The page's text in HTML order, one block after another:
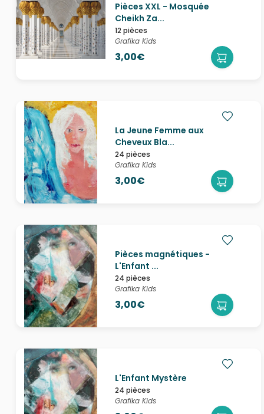
Pièces XXL - Mosquée
Cheikh Za...
12 pièces
Grafika Kids
3,00€
La Jeune Femme aux
Cheveux Bla...
24 pièces
Grafika Kids
3,00€
Pièces magnétiques -
L'Enfant ...
24 pièces
Grafika Kids
3,00€
L'Enfant Mystère
24 pièces
Grafika Kids